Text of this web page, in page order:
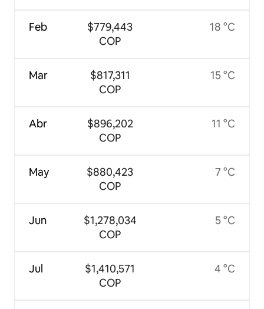
Feb
Mar
Abr
May
Jun
Jul
$779,443
COP
$817,311
COP
$896,202
COP
$880,423
COP
$1,278,034
COP
$1,410,571
COP
18 °C
15 °C
11 °C
7 °C
5 °C
4 °C